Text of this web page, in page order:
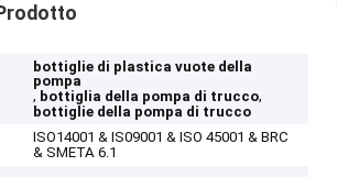
bottiglie di plastica vuote della
pompa
, bottiglia della pompa di trucco,
bottiglie della pompa di trucco
ISO14001 & IS09001 & ISO 45001 & BRC
& SMETA 6.1